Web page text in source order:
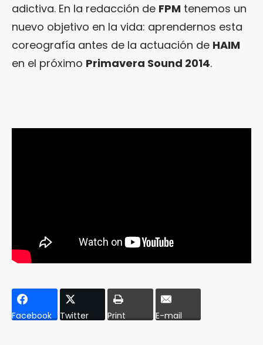
adictiva. En la redacción de FPM tenemos un
nuevo objetivo en la vida: aprendernos esta
coreografía antes de la actuación de HAIM
en el próximo Primavera Sound 2014.
Facebook Twitter Print E-mail